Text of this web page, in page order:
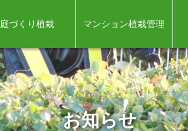
庭づくり植栽 マンション植栽管理
お知らせ